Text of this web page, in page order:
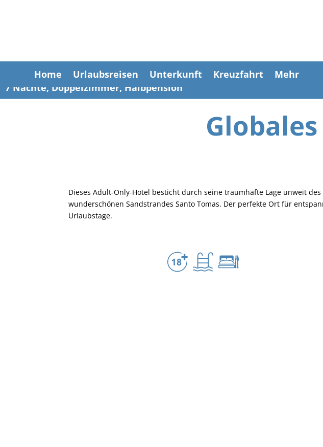
Home Urlaubsreisen Unterkunft Kreuzfahrt Mehr
7 Nächte, Doppelzimmer, Halbpension
Dieses Adult-Only-Hotel besticht durch seine traumhafte Lage unweit des
wunderschönen Sandstrandes Santo Tomas. Der perfekte Ort für
Urlaubstage.